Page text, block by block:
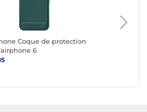
Coque de protection
6